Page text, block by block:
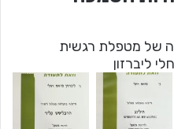
של מטפלת רגשית
ליברזון